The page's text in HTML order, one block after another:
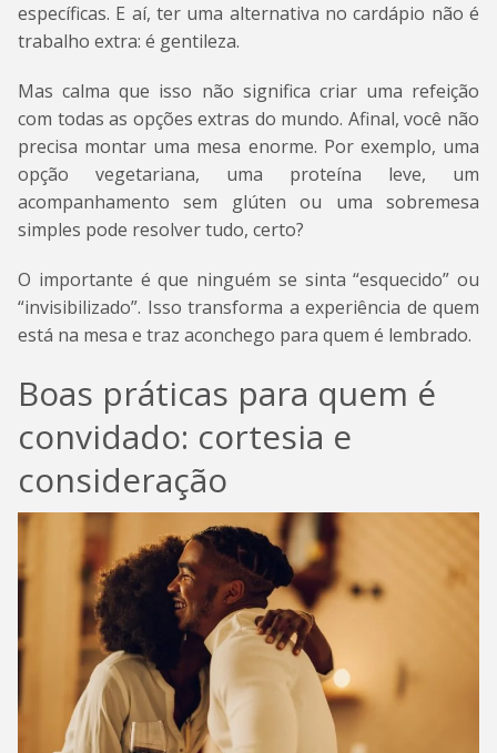
específicas. E aí, ter uma alternativa no cardápio não é
trabalho extra: é gentileza.
Mas calma que isso não significa criar uma refeição
com todas as opções extras do mundo. Afinal, você não
precisa montar uma mesa enorme. Por exemplo, uma
opção vegetariana, uma proteína leve, um
acompanhamento sem glúten ou uma sobremesa
simples pode resolver tudo, certo?
O importante é que ninguém se sinta “esquecido” ou
“invisibilizado”. Isso transforma a experiência de quem
está na mesa e traz aconchego para quem é lembrado.
Boas práticas para quem é
convidado: cortesia e
consideração